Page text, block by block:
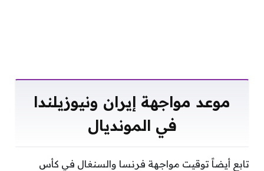
موعد مواجهة إيران ونيوزيلندا
في المونديال
تابع أيضاً توقيت مواجهة فرنسا والسنغال في كأس